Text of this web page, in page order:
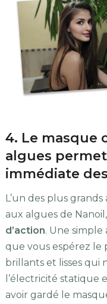
4. Le masque
algues
immédiate
L’un des plus
aux algues de Nanoil,
d’action. Une
que vous espérez le
brillants et lisses qui
l’électricité statique
avoir gardé le